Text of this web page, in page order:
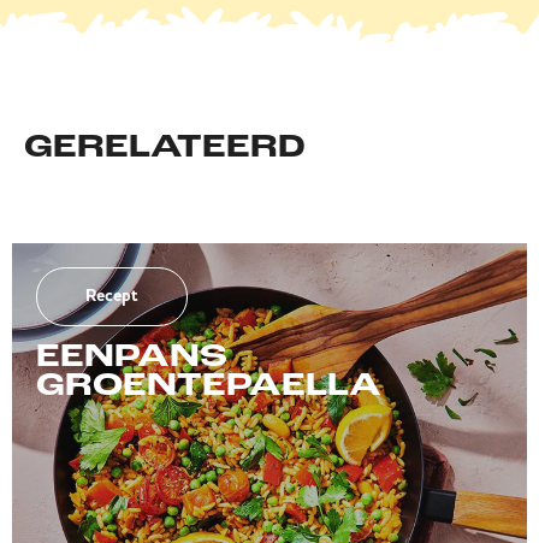
GERELATEERD
Recept
EENPANS
GROENTEPAELLA